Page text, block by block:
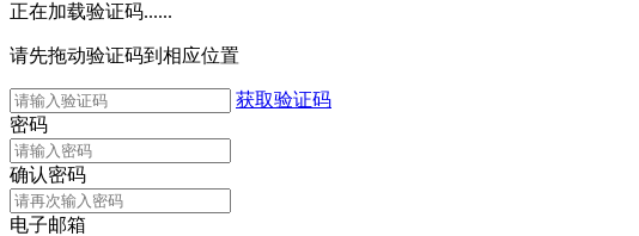
正在加载验证码......
请先拖动验证码到相应位置
获取验证码
密码
确认密码
电子邮箱